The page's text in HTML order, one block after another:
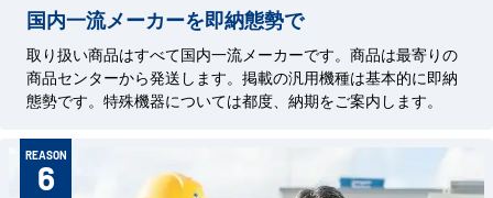
国内一流メーカーを即納態勢で
取り扱い商品はすべて国内一流メーカーです。商品は最寄りの
商品センターから発送します。掲載の汎用機種は基本的に即納
態勢です。特殊機器については都度、納期をご案内します。
REASON
6